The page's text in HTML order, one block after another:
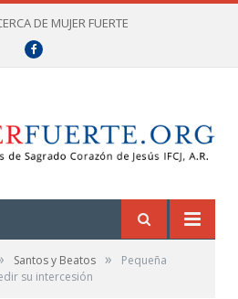
DE MUJER FUERTE
Facebook
Santos y Beatos »
Pequeña
su intercesión